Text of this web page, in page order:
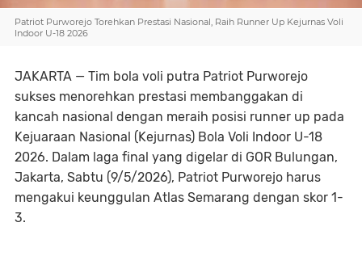
Patriot Purworejo Torehkan Prestasi Nasional, Raih Runner Up Kejurnas Voli
Indoor U-18 2026
JAKARTA — Tim bola voli putra Patriot Purworejo
sukses menorehkan prestasi membanggakan di
kancah nasional dengan meraih posisi runner up pada
Kejuaraan Nasional (Kejurnas) Bola Voli Indoor U-18
2026. Dalam laga final yang digelar di GOR Bulungan,
Jakarta, Sabtu (9/5/2026), Patriot Purworejo harus
mengakui keunggulan Atlas Semarang dengan skor 1-
3.